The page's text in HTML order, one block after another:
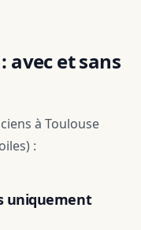
avec et sans
à Toulouse
:
uniquement